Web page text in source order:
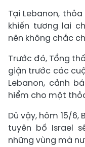
Tại Lebanon,
khiến tương lai
nên không chắc
Trước đó, Tổng
giận trước các
Lebanon, cảnh
hiểm cho một
Dù vậy, hôm 15/6,
tuyên bố Israel
những vùng mà